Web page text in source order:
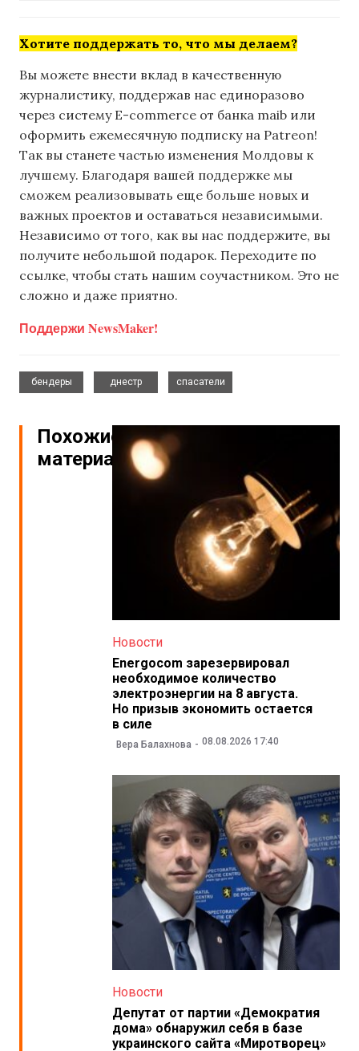
Хотите поддержать то, что мы делаем?
Вы можете внести вклад в качественную
журналистику, поддержав нас единоразово
через систему E-commerce от банка maib или
оформить ежемесячную подписку на Patreon!
Так вы станете частью изменения Молдовы к
лучшему. Благодаря вашей поддержке мы
сможем реализовывать еще больше новых и
важных проектов и оставаться независимыми.
Независимо от того, как вы нас поддержите, вы
получите небольшой подарок. Переходите по
ссылке, чтобы стать нашим соучастником. Это не
сложно и даже приятно.
Поддержи NewsMaker!
бендеры
днестр
спасатели
Похожие
материалы
Новости
Energocom зарезервировал
необходимое количество
электроэнергии на 8 августа.
Но призыв экономить остается
в силе
Вера Балахнова 08.08.2026 17:40
Новости
Депутат от партии «Демократия
дома» обнаружил себя в базе
украинского сайта «Миротворец»